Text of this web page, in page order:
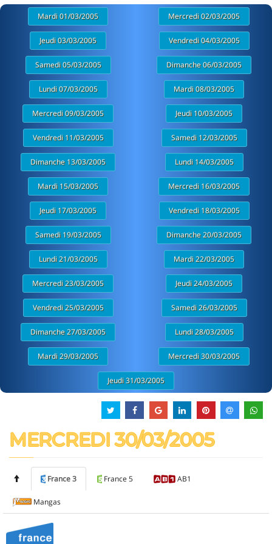
Mardi 01/03/2005 Mercredi 02/03/2005
Jeudi 03/03/2005 Vendredi 04/03/2005
Samedi 05/03/2005 Dimanche 06/03/2005
Lundi 07/03/2005 Mardi 08/03/2005
Mercredi 09/03/2005 Jeudi 10/03/2005
Vendredi 11/03/2005 Samedi 12/03/2005
Dimanche 13/03/2005 Lundi 14/03/2005
Mardi 15/03/2005 Mercredi 16/03/2005
Jeudi 17/03/2005 Vendredi 18/03/2005
Samedi 19/03/2005 Dimanche 20/03/2005
Lundi 21/03/2005 Mardi 22/03/2005
Mercredi 23/03/2005 Jeudi 24/03/2005
Vendredi 25/03/2005 Samedi 26/03/2005
Dimanche 27/03/2005 Lundi 28/03/2005
Mardi 29/03/2005 Mercredi 30/03/2005
Jeudi 31/03/2005
MERCREDI 30/03/2005
France 3 France 5 AB1
Mangas